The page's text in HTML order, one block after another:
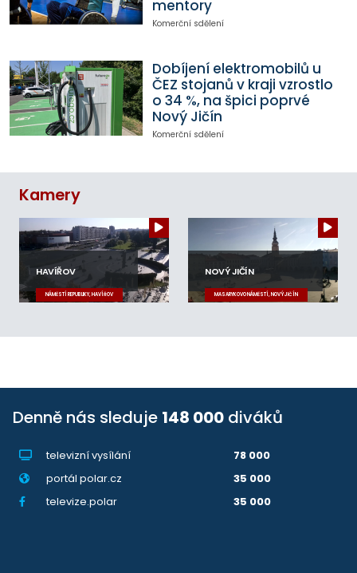
mentory
Komerční sdělení
Dobíjení elektromobilů u
ČEZ stojanů v kraji vzrostlo
o 34 %, na špici poprvé
Nový Jičín
Komerční sdělení
Kamery
HAVÍŘOV
NÁMĚSTÍ REPUBLIKY, HAVÍŘOV
NOVÝ JIČÍN
MASARYKOVO NÁMĚSTÍ, NOVÝ JIČÍN
Denně nás sleduje 148 000 diváků
televizní vysílání
78 000
portál polar.cz
35 000
televize.polar
35 000